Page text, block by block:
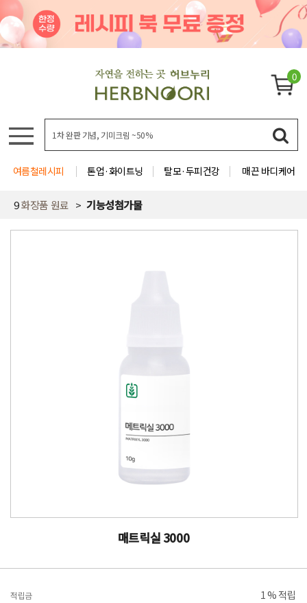
0
여름철레시피 톤업·화이트닝 탈모·두피건강 매끈 바디케어
9화장품 원료 기능성첨가물
매트릭실 3000
적립금 1 % 적립